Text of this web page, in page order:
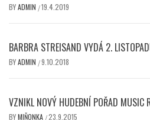
BYADMIN /19.4.2019
BARBRA STREISAND VYDÁ 2.
BYADMIN /9.10.2018
VZNIKL NOVÝ HUDEBNÍ POŘAD MUSIC
BYMIŇONKA /23.9.2015